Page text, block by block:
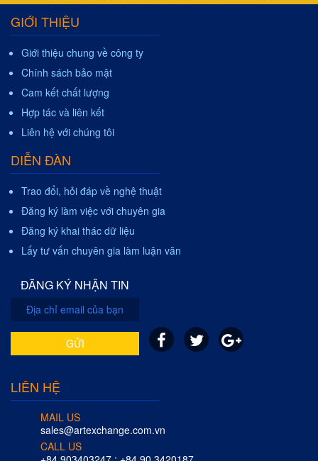
GIỚI THIỆU
Giới thiệu chung về công ty
Chính sách bảo mật
Cam kết chất lượng
Hợp tác và liên kết
Liên hệ với chúng tôi
DIỄN ĐÀN
Trao đổi, hỏi đáp về nghệ thuật
Đăng ký làm việc với chuyên gia
Đăng ký khai thác dữ liệu
Lấy tư vấn chuyên gia làm luận văn
ĐĂNG KÝ NHẬN TIN
GỬI
LIÊN HỆ
MAIL US
sales@artexchange.com.vn
CALL US